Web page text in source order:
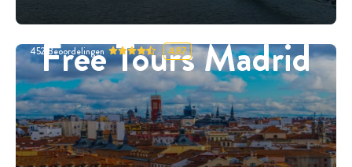
Free Tours Madrid
452 Beoordelingen 4.87